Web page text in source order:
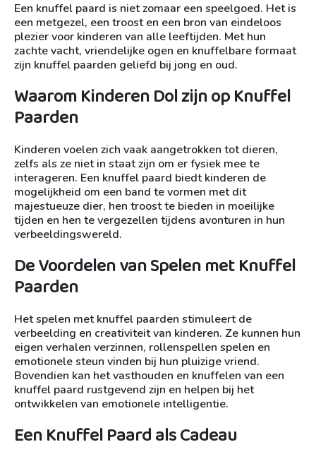
Een knuffel paard is niet zomaar een speelgoed. Het is
een metgezel, een troost en een bron van eindeloos
plezier voor kinderen van alle leeftijden. Met hun
zachte vacht, vriendelijke ogen en knuffelbare formaat
zijn knuffel paarden geliefd bij jong en oud.
Waarom Kinderen Dol zijn op Knuffel
Paarden
Kinderen voelen zich vaak aangetrokken tot dieren,
zelfs als ze niet in staat zijn om er fysiek mee te
interageren. Een knuffel paard biedt kinderen de
mogelijkheid om een band te vormen met dit
majestueuze dier, hen troost te bieden in moeilijke
tijden en hen te vergezellen tijdens avonturen in hun
verbeeldingswereld.
De Voordelen van Spelen met Knuffel
Paarden
Het spelen met knuffel paarden stimuleert de
verbeelding en creativiteit van kinderen. Ze kunnen hun
eigen verhalen verzinnen, rollenspellen spelen en
emotionele steun vinden bij hun pluizige vriend.
Bovendien kan het vasthouden en knuffelen van een
knuffel paard rustgevend zijn en helpen bij het
ontwikkelen van emotionele intelligentie.
Een Knuffel Paard als Cadeau